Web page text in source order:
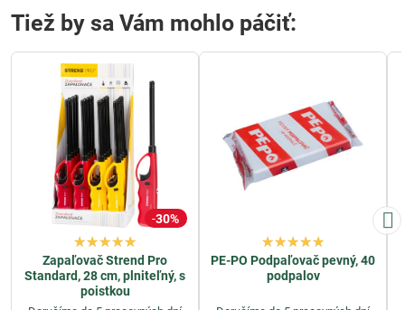
Tiež by sa Vám mohlo páčiť:
30%
Zapaľovač Strend Pro
Standard, 28 cm, plniteľný, s
poistkou
PE-PO Podpaľovač pevný, 40
podpalov